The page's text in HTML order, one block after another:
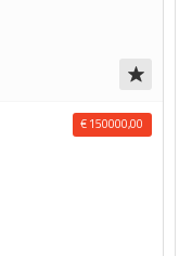
€ 150000,00